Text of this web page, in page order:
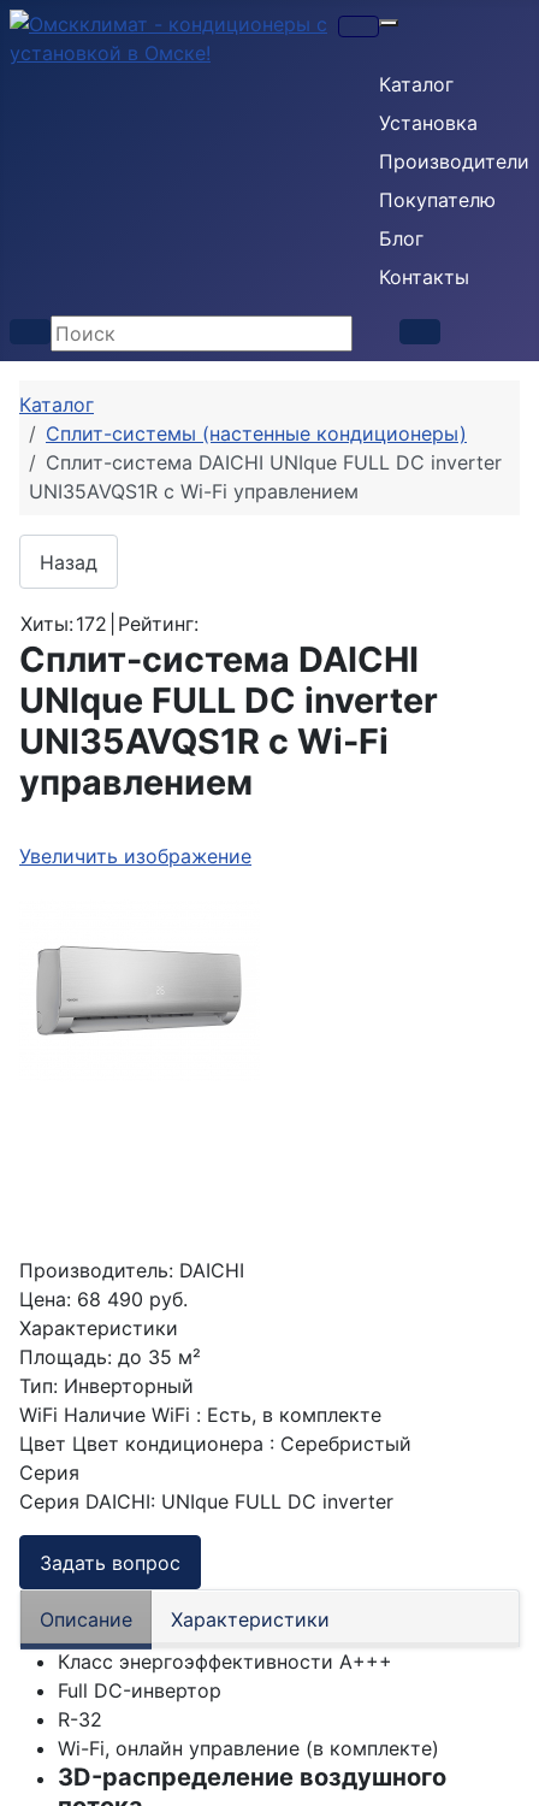
Каталог
Установка
Производители
Покупателю
Блог
Контакты
Каталог
Сплит-системы (настенные кондиционеры)
Сплит-система DAICHI UNIque FULL DC inverter
UNI35AVQS1R c Wi-Fi управлением
Хиты:172 Рейтинг:
Сплит-система DAICHI
UNIque FULL DC inverter
UNI35AVQS1R c Wi-Fi
управлением
Увеличить изображение
Производитель: DAICHI
Цена: 68 490 руб.
Характеристики
Площадь: до 35 м²
Тип: Инверторный
WiFi Наличие WiFi : Есть, в комплекте
Цвет Цвет кондиционера : Серебристый
Серия
Серия DAICHI: UNIque FULL DC inverter
Задать вопрос
Описание
Характеристики
Класс энергоэффективности А+++
Full DC-инвертор
R-32
Wi-Fi, онлайн управление (в комплекте)
3D-распределение воздушного